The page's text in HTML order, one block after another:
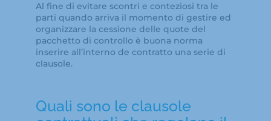
Al fine di evitare scontri e conteziosi tra le
parti quando arriva il momento di gestire ed
organizzare la cessione delle quote del
pacchetto di controllo è buona norma
inserire all’interno de contratto una serie di
clausole.
Quali sono le clausole